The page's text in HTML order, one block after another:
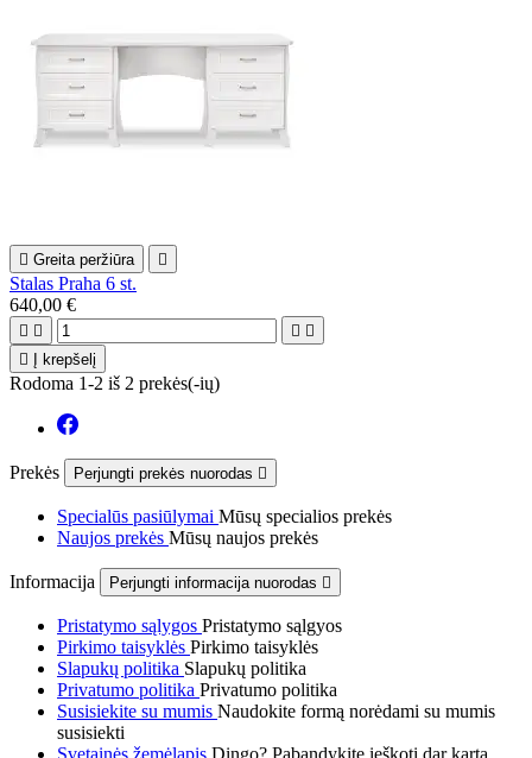
 Greita peržiūra 
Stalas Praha 6 st.
640,00 €
   

Į krepšelį
Rodoma 1-2 iš 2 prekės(-ių)
Prekės Perjungti prekės nuorodas 
Specialūs pasiūlymai Mūsų specialios prekės
Naujos prekės Mūsų naujos prekės
Informacija Perjungti informacija nuorodas 
Pristatymo sąlygos Pristatymo sąlgyos
Pirkimo taisyklės Pirkimo taisyklės
Slapukų politika Slapukų politika
Privatumo politika Privatumo politika
Susisiekite su mumis Naudokite formą norėdami su mumis
susisiekti
Svetainės žemėlapis Dingo? Pabandykite ieškoti dar kartą